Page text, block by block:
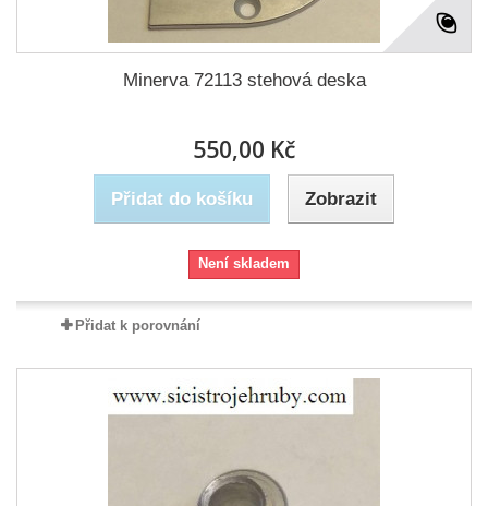
Minerva 72113 stehová deska
550,00 Kč
Přidat do košíku Zobrazit
Není skladem
Přidat k porovnání